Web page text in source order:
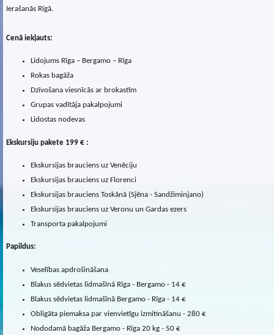
Ierašanās Rīgā.
Cenā iekļauts:
Lidojums Rīga – Bergamo – Rīga
Rokas bagāža
Dzīvošana viesnīcās ar brokastīm
Grupas vadītāja pakalpojumi
Lidostas nodevas
Ekskursiju pakete 199 € :
Ekskursijas brauciens uz Venēciju
Ekskursijas brauciens uz Florenci
Ekskursijas brauciens Toskānā (Sjēna - Sandžiminjano)
Ekskursijas brauciens uz Veronu un Gardas ezers
Transporta pakalpojumi
Papildus:
Veselības apdrošināšana
Blakus sēdvietas lidmašīnā Rīga - Bergamo - 14 €
Blakus sēdvietas lidmašīnā Bergamo - Rīga - 14 €
Obligāta piemaksa par vienvietīgu izmitināšanu - 280 €
Nododamā bagāža Bergamo - Rīga 20 kg - 50 €